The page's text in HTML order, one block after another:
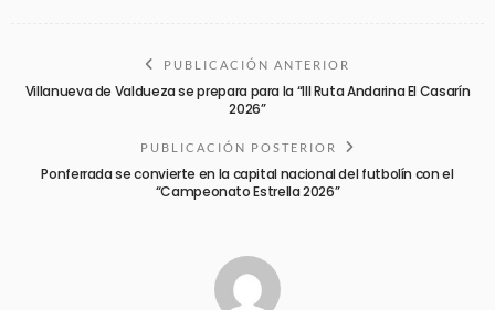
PUBLICACIÓN ANTERIOR
Villanueva de Valdueza se prepara para la “III Ruta Andarina El Casarín
2026”
PUBLICACIÓN POSTERIOR
Ponferrada se convierte en la capital nacional del futbolín con el
“Campeonato Estrella 2026”